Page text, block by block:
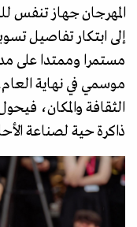
المهرجان جهاز تنفس
إلى ابتكار تفاصيل
مستمرا وممتدا على
موسمي في نهاية
الثقافة والمكان،
ذاكرة حية لصناعة